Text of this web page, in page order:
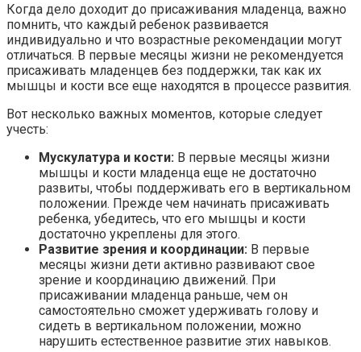
Когда дело доходит до присаживания младенца, важно
помнить, что каждый ребенок развивается
индивидуально и что возрастные рекомендации могут
отличаться. В первые месяцы жизни не рекомендуется
присаживать младенцев без поддержки, так как их
мышцы и кости все еще находятся в процессе развития.
Вот несколько важных моментов, которые следует
учесть:
Мускулатура и кости: В первые месяцы жизни
мышцы и кости младенца еще не достаточно
развиты, чтобы поддерживать его в вертикальном
положении. Прежде чем начинать присаживать
ребенка, убедитесь, что его мышцы и кости
достаточно укреплены для этого.
Развитие зрения и координации: В первые
месяцы жизни дети активно развивают свое
зрение и координацию движений. При
присаживании младенца раньше, чем он
самостоятельно сможет удерживать голову и
сидеть в вертикальном положении, можно
нарушить естественное развитие этих навыков.